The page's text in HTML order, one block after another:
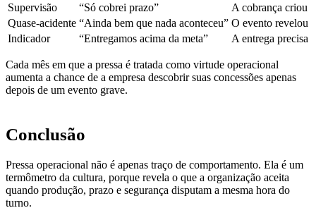
Supervisão
“Só cobrei prazo”
A cobrança criou
Quase-acidente “Ainda bem que nada aconteceu” O evento revelou
Indicador
“Entregamos acima da meta” A entrega precisa
Cada mês em que a pressa é tratada como virtude operacional
aumenta a chance de a empresa descobrir suas concessões apenas
depois de um evento grave.
Conclusão
Pressa operacional não é apenas traço de comportamento. Ela é um
termômetro da cultura, porque revela o que a organização aceita
quando produção, prazo e segurança disputam a mesma hora do
turno.